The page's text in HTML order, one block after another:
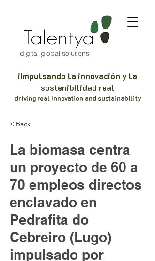
digital global solutions
iImpulsando la innovación y la
sostenibilidad real
driving real Innovation and sustainability
< Back
La biomasa centra
un proyecto de 60 a
70 empleos directos
enclavado en
Pedrafita do
Cebreiro (Lugo)
impulsado por